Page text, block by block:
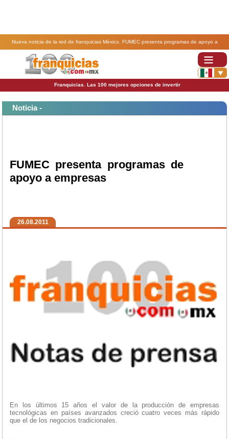
Nueva noticia de la red de franquicias México. FUMEC presenta programas de apoyo a
Franquicias. Las 100 mejores opciones de invertir
Noticia -
FUMEC presenta programas de
apoyo a empresas
26.08.2011
En los últimos 15 años el valor de la producción de empresas
tecnológicas en países avanzados creció cuatro veces más rápido
que el de los negocios tradicionales.